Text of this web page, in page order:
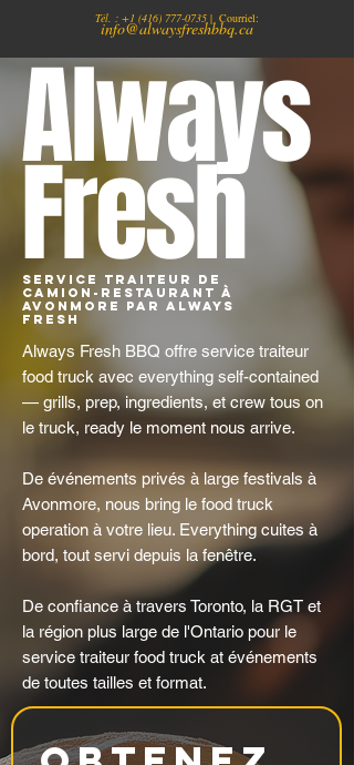
Tél. : +1 (416) 777-0735 | Courriel:
info@alwaysfreshbbq.ca
Always
Fresh
Service traiteur de
camion-restaurant à
Avonmore par Always
Fresh
Always Fresh BBQ offre service traiteur
food truck avec everything self-contained
— grills, prep, ingredients, et crew tous on
le truck, ready le moment nous arrive.
De événements privés à large festivals à
Avonmore, nous bring le food truck
operation à votre lieu. Everything cuites à
bord, tout servi depuis la fenêtre.
De confiance à travers Toronto, la RGT et
la région plus large de l'Ontario pour le
service traiteur food truck at événements
de toutes tailles et format.